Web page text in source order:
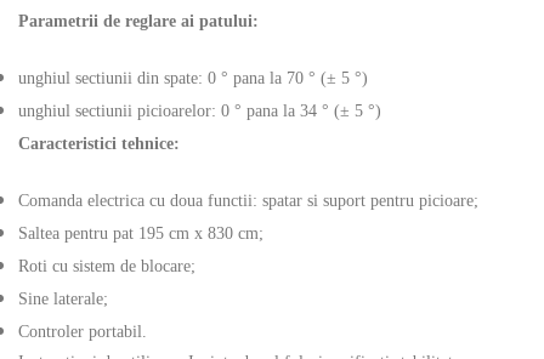
Parametrii de reglare ai patului:
unghiul sectiunii din spate: 0 ° pana la 70 ° (± 5 °)
unghiul sectiunii picioarelor: 0 ° pana la 34 ° (± 5 °)
Caracteristici tehnice:
Comanda electrica cu doua functii: spatar si suport pentru picioare;
Saltea pentru pat 195 cm x 830 cm;
Roti cu sistem de blocare;
Sine laterale;
Controler portabil.